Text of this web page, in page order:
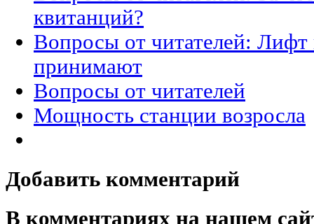
квитанций?
Вопросы от читателей: Лифт
принимают
Вопросы от читателей
Мощность станции возросла
Добавить комментарий
В комментариях на нашем